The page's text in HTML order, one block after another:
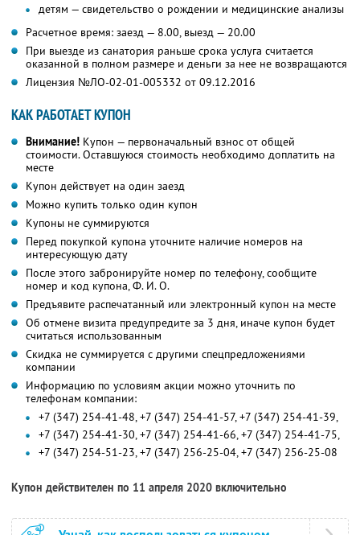
детям — свидетельство о рождении и медицинские анализы
Расчетное время: заезд — 8.00, выезд — 20.00
При выезде из санатория раньше срока услуга считается
оказанной в полном размере и деньги за нее не возвращаются
Лицензия №ЛО-02-01-005332 от 09.12.2016
КАК РАБОТАЕТ КУПОН
Внимание! Купон — первоначальный взнос от общей
стоимости. Оставшуюся стоимость необходимо доплатить на
месте
Купон действует на один заезд
Можно купить только один купон
Купоны не суммируются
Перед покупкой купона уточните наличие номеров на
интересующую дату
После этого забронируйте номер по телефону, сообщите
номер и код купона,Ф. И. О.
Предъявите распечатанный или электронный купон на месте
Об отмене визита предупредите за 3 дня, иначе купон будет
считаться использованным
Скидка не суммируется с другими спецпредложениями
компании
Информацию по условиям акции можно уточнить по
телефонам компании:
+7 (347) 254-41-48, +7 (347) 254-41-57, +7 (347) 254-41-39,
+7 (347) 254-41-30, +7 (347) 254-41-66, +7 (347) 254-41-75,
+7 (347) 254-51-23, +7 (347) 256-25-04, +7 (347) 256-25-08
Купон действителен по 11 апреля 2020 включительно